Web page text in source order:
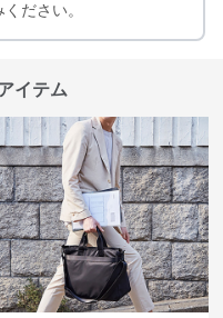
ださい。
イテム